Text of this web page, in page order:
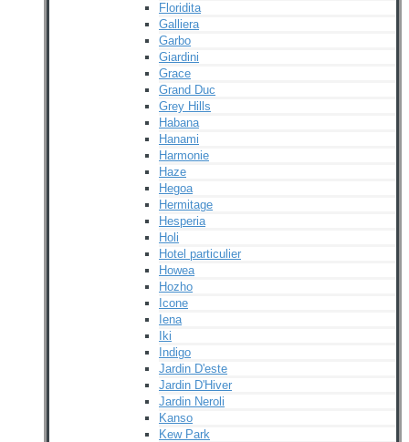
Floridita
Galliera
Garbo
Giardini
Grace
Grand Duc
Grey Hills
Habana
Hanami
Harmonie
Haze
Hegoa
Hermitage
Hesperia
Holi
Hotel particulier
Howea
Hozho
Icone
Iena
Iki
Indigo
Jardin D'este
Jardin D'Hiver
Jardin Neroli
Kanso
Kew Park